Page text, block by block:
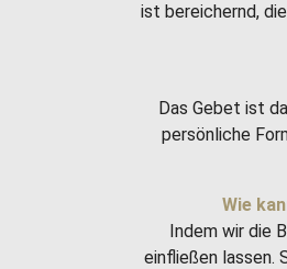
ist bereichernd,
Das Gebet ist
persönliche
Wie
Indem wir die
einfließen lassen.